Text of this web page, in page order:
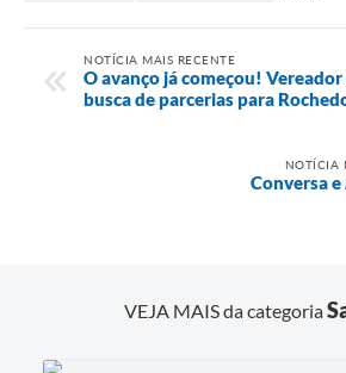
NOTÍCIA MAIS RECENTE
O avanço já começou! Vereador
busca de parcerias para
NOTÍCIA
Conversa
VEJA MAIS da categoria